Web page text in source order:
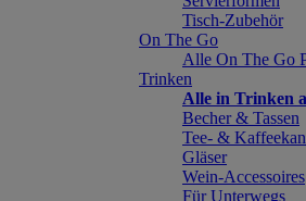
Tisch-Zubehör
On The Go
Alle On The Go
Trinken
Alle in Trinken
Becher & Tassen
Tee- &
Gläser
Wein-Accessoires
Für Unterwegs